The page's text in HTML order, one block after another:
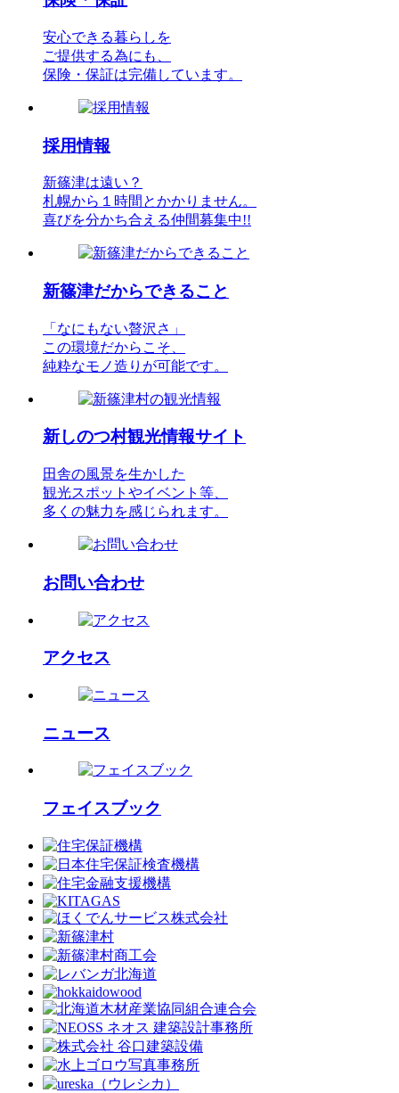
安心できる暮らしを
ご提供する為にも、
保険・保証は完備しています。
採用情報
新篠津は遠い？
札幌から１時間とかかりません。
喜びを分かち合える仲間募集中!!
新篠津だからできること
「なにもない贅沢さ」
この環境だからこそ、
純粋なモノ造りが可能です。
新しのつ村観光情報サイト
田舎の風景を生かした
観光スポットやイベント等、
多くの魅力を感じられます。
お問い合わせ
アクセス
ニュース
フェイスブック